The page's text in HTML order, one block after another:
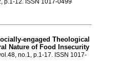
p.1-12. ISSN 1017-0499
engaged Theological
Nature of Food Insecurity
no.1, p.1-17. ISSN 1017-